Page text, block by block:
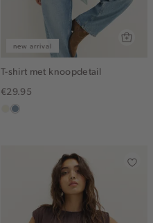
new arrival
T-shirt met knoopdetail
€29.95
ecrudusty